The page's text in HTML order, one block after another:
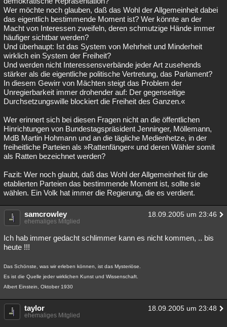
Wer möchte noch glauben, daß das Wohl der Allgemeinheit dabei
das eigentlich bestimmende Moment ist? Wer könnte an der
Macht von Interessen zweifeln, deren schmutzige Hände immer
häufiger sichtbar werden?
Und überhaupt: Ist das System von Mehrheit und Minderheit
wirklich ein System der Freiheit?
Und werden nicht Interessensverbände jeder Art zusehends
stärker als die eigentliche politische Vertretung, das Parlament?
In diesem Gewirr von Mächten steigt das Problem der
Unregierbarkeit immer drohender auf: Der gegenseitige
Durchsetzungswille blockiert die Freiheit des Ganzen.«
Wer erinnert sich bei diesen Fragen nicht an die öffentlichen
Hinrichtungen von Bundestagspräsident Jenninger, Möllemann,
MdB Martin Hohmann und an die tägliche Medienhetze, in der
freiheitliche Parteien als »Rattenfänger« und deren Wähler somit
als Ratten bezeichnet werden?
Fazit: Wer noch glaubt, daß das Wohl der Allgemeinheit für die
etablierten Parteien das bestimmende Moment ist, sollte sie
wählen. Ein Volk hat immer die Regierung, die es verdient.
samcrowley 18.09.2005 um 23:46
ehemaliges Mitglied
Ich hab immer gedacht schlimmer kann es nicht kommen, .. bis
heute !!!
Das Schönste, was wir erleben können, ist das Mysteriöse.
Es ist die Quelle jeder wirklichen Kunst und Wissenschaft.
Albert Einstein, Oktober 1930
taylor 18.09.2005 um 23:48
ehemaliges Mitglied